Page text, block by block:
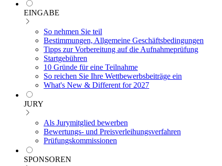
EINGABE
So nehmen Sie teil
Bestimmungen, Allgemeine Geschäftsbedingungen
Tipps zur Vorbereitung auf die Aufnahmeprüfung
Startgebühren
10 Gründe für eine Teilnahme
So reichen Sie Ihre Wettbewerbsbeiträge ein
What's New & Different for 2027
JURY
Als Jurymitglied bewerben
Bewertungs- und Preisverleihungsverfahren
Prüfungskommissionen
SPONSOREN